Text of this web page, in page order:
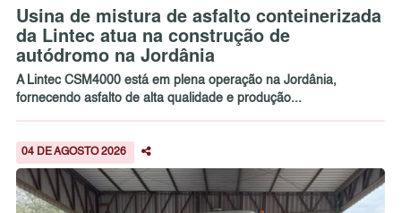
Usina de mistura de asfalto conteinerizada
da Lintec atua na construção de
autódromo na Jordânia
A Lintec CSM4000 está em plena operação na Jordânia,
fornecendo asfalto de alta qualidade e produção...
04 DE AGOSTO 2026